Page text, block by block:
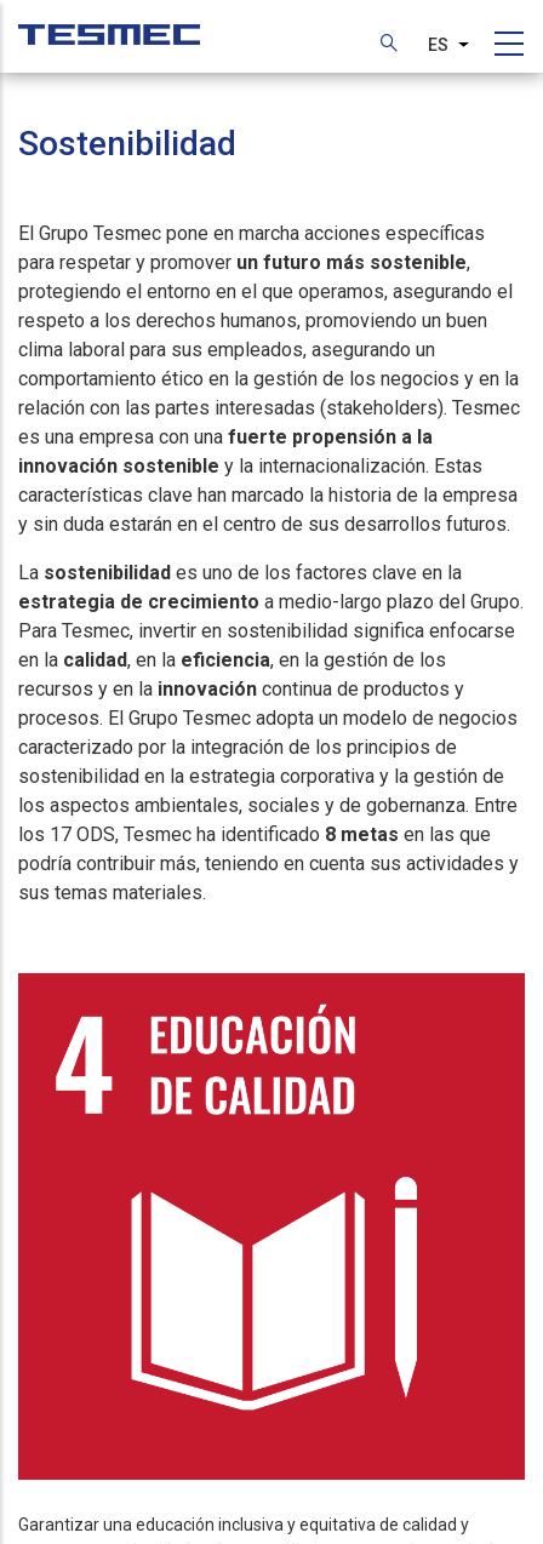
contenido
ES Lista
Sostenibilidad
El Grupo Tesmec pone en marcha acciones específicas
para respetar y promover un futuro más sostenible,
protegiendo el entorno en el que operamos, asegurando el
respeto a los derechos humanos, promoviendo un buen
clima laboral para sus empleados, asegurando un
comportamiento ético en la gestión de los negocios y en la
relación con las partes interesadas (stakeholders). Tesmec
es una empresa con una fuerte propensión a la
innovación sostenible y la internacionalización. Estas
características clave han marcado la historia de la empresa
y sin duda estarán en el centro de sus desarrollos futuros.
La sostenibilidad es uno de los factores clave en la
estrategia de crecimiento a medio-largo plazo del Grupo.
Para Tesmec, invertir en sostenibilidad significa enfocarse
en la calidad, en la eficiencia, en la gestión de los
recursos y en la innovación continua de productos y
procesos. El Grupo Tesmec adopta un modelo de negocios
caracterizado por la integración de los principios de
sostenibilidad en la estrategia corporativa y la gestión de
los aspectos ambientales, sociales y de gobernanza. Entre
los 17 ODS, Tesmec ha identificado 8 metas en las que
podría contribuir más, teniendo en cuenta sus actividades y
sus temas materiales.
Garantizar una educación inclusiva y equitativa de calidad y